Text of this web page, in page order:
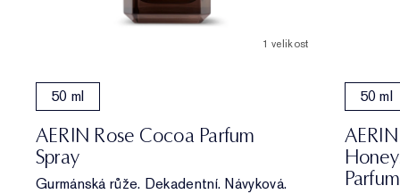
1 velikost
50 ml
AERIN Rose Cocoa Parfum
Spray
Gurmánská růže. Dekadentní. Návyková.
50 ml